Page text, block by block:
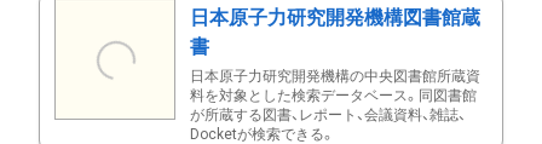
日本原子力研究開発機構図書館蔵
書
日本原子力研究開発機構の中央図書館所蔵資
料を対象とした検索データベース。同図書館
が所蔵する図書、レポート、会議資料、雑誌、
Docketが検索できる。